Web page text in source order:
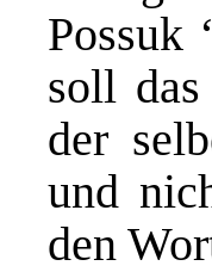
Possuk
soll
der
und
den